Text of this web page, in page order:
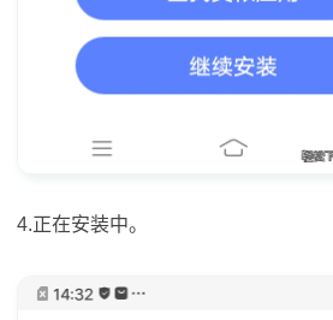
4.正在安装中。